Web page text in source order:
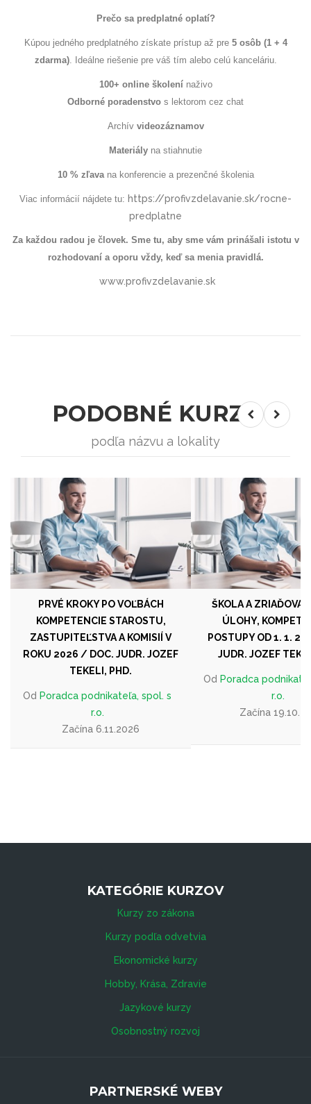
Prečo sa predplatné oplatí?
Kúpou jedného predplatného získate prístup až pre 5 osôb (1 + 4
zdarma). Ideálne riešenie pre váš tím alebo celú kanceláriu.
100+ online školenínaživo
Odborné poradenstvo s lektorom cez chat
Archív videozáznamov
Materiály na stiahnutie
10 % zľavana konferencie a prezenčné školenia
Viac informácií nájdete tu: https://profivzdelavanie.sk/rocne-
predplatne
Za každou radou je človek. Sme tu, aby sme vám prinášali istotu v
rozhodovaní a oporu vždy, keď sa menia pravidlá.
www.profivzdelavanie.sk
PODOBNÉ KURZY
podľa názvu a lokality
PRVÉ KROKY PO VOĽBÁCH
KOMPETENCIE STAROSTU,
ZASTUPITEĽSTVA A KOMISIÍ V
ROKU 2026 / DOC. JUDR. JOZEF
TEKELI, PHD.
Od Poradca podnikateľa, spol. s
r.o.
Začína 6.11.2026
ŠKOLA A
ÚLOHY,
POSTUPY OD 1. 1.
JUDR. JOZEF
Od Poradca
r.o.
Začína
KATEGÓRIE KURZOV
Kurzy zo zákona
Kurzy podľa odvetvia
Ekonomické kurzy
Hobby, Krása, Zdravie
Jazykové kurzy
Osobnostný rozvoj
PARTNERSKÉ WEBY